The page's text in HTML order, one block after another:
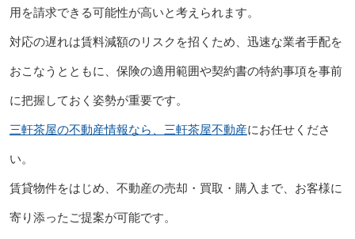
用を請求できる可能性が高いと考えられます。
対応の遅れは賃料減額のリスクを招くため、迅速な業者手配を
おこなうとともに、保険の適用範囲や契約書の特約事項を事前
に把握しておく姿勢が重要です。
三軒茶屋の不動産情報なら、三軒茶屋不動産にお任せくださ
い。
賃貸物件をはじめ、不動産の売却・買取・購入まで、お客様に
寄り添ったご提案が可能です。